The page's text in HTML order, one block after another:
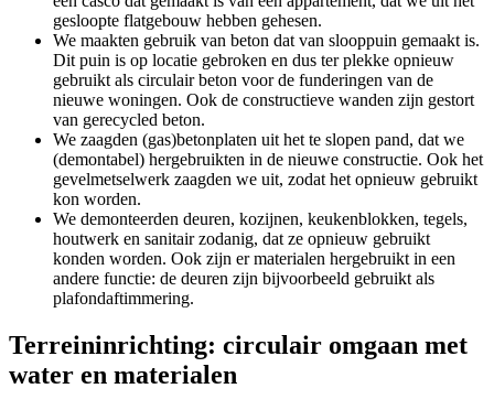
gesloopte flatgebouw hebben gehesen.
We maakten gebruik van beton dat van slooppuin gemaakt is.
Dit puin is op locatie gebroken en dus ter plekke opnieuw
gebruikt als circulair beton voor de funderingen van de
nieuwe woningen. Ook de constructieve wanden zijn gestort
van gerecycled beton.
We zaagden (gas)betonplaten uit het te slopen pand, dat we
(demontabel) hergebruikten in de nieuwe constructie. Ook het
gevelmetselwerk zaagden we uit, zodat het opnieuw gebruikt
kon worden.
We demonteerden deuren, kozijnen, keukenblokken, tegels,
houtwerk en sanitair zodanig, dat ze opnieuw gebruikt
konden worden. Ook zijn er materialen hergebruikt in een
andere functie: de deuren zijn bijvoorbeeld gebruikt als
plafondaftimmering.
Terreininrichting: circulair omgaan met
water en materialen